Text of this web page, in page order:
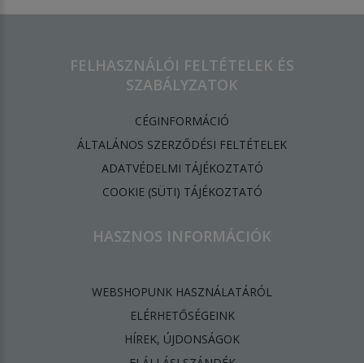
FELHASZNÁLÓI FELTÉTELEK ÉS
SZABÁLYZATOK
CÉGINFORMÁCIÓ
ÁLTALÁNOS SZERZŐDÉSI FELTÉTELEK
ADATVÉDELMI TÁJÉKOZTATÓ
​COOKIE (SÜTI) TÁJÉKOZTATÓ
HASZNOS INFORMÁCIÓK
WEBSHOPUNK HASZNÁLATÁRÓL
ELÉRHETŐSÉGEINK
HÍREK, ÚJDONSÁGOK